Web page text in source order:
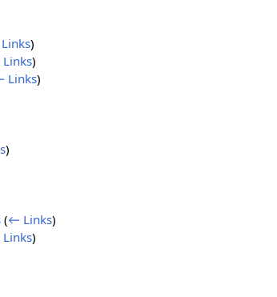
)
)
Links)
)
(← Links)
)